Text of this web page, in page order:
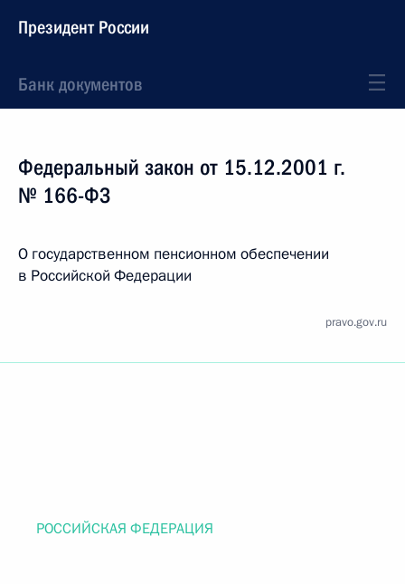
Президент России
Банк документов
Федеральный закон от 15.12.2001 г.
№ 166-ФЗ
О государственном пенсионном обеспечении
в Российской Федерации
pravo.gov.ru
РОССИЙСКАЯ ФЕДЕРАЦИЯ